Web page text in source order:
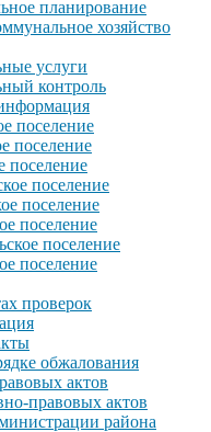
планирование
хозяйство
услуги
контроль
поселение
поселение
поселение
поселение
поселение
поселение
поселение
поселение
проверок
обжалования
актов
правовых актов
района